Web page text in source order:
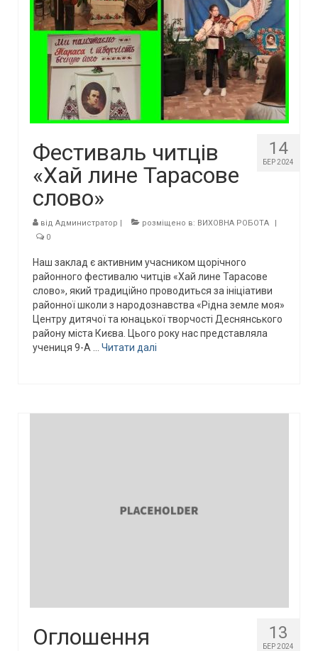
14
БЕР 2024
Фестиваль читців
«Хай лине Тарасове
слово»
від Администратор | розміщено в: ВИХОВНА РОБОТА
|
0
Наш заклад є активним учасником щорічного
районного фестивалю читців «Хай лине Тарасове
слово», який традиційно проводиться за ініціативи
районної школи з народознавства «Рідна земле моя»
Центру дитячої та юнацької творчості Деснянського
району міста Києва. Цього року нас представляла
учениця 9-А … Читати далі
13
БЕР 2024
Оглошення